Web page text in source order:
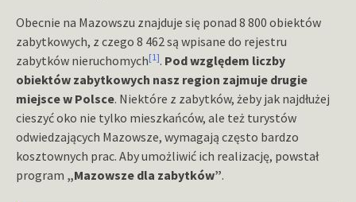
Obecnie na Mazowszu znajduje się ponad 8 800 obiektów
zabytkowych, z czego 8 462 są wpisane do rejestru
zabytków nieruchomych[1]. Pod względem liczby
obiektów zabytkowych nasz region zajmuje drugie
miejsce w Polsce. Niektóre z zabytków, żeby jak najdłużej
cieszyć oko nie tylko mieszkańców, ale też turystów
odwiedzających Mazowsze, wymagają często bardzo
kosztownych prac. Aby umożliwić ich realizację, powstał
program „Mazowsze dla zabytków”.